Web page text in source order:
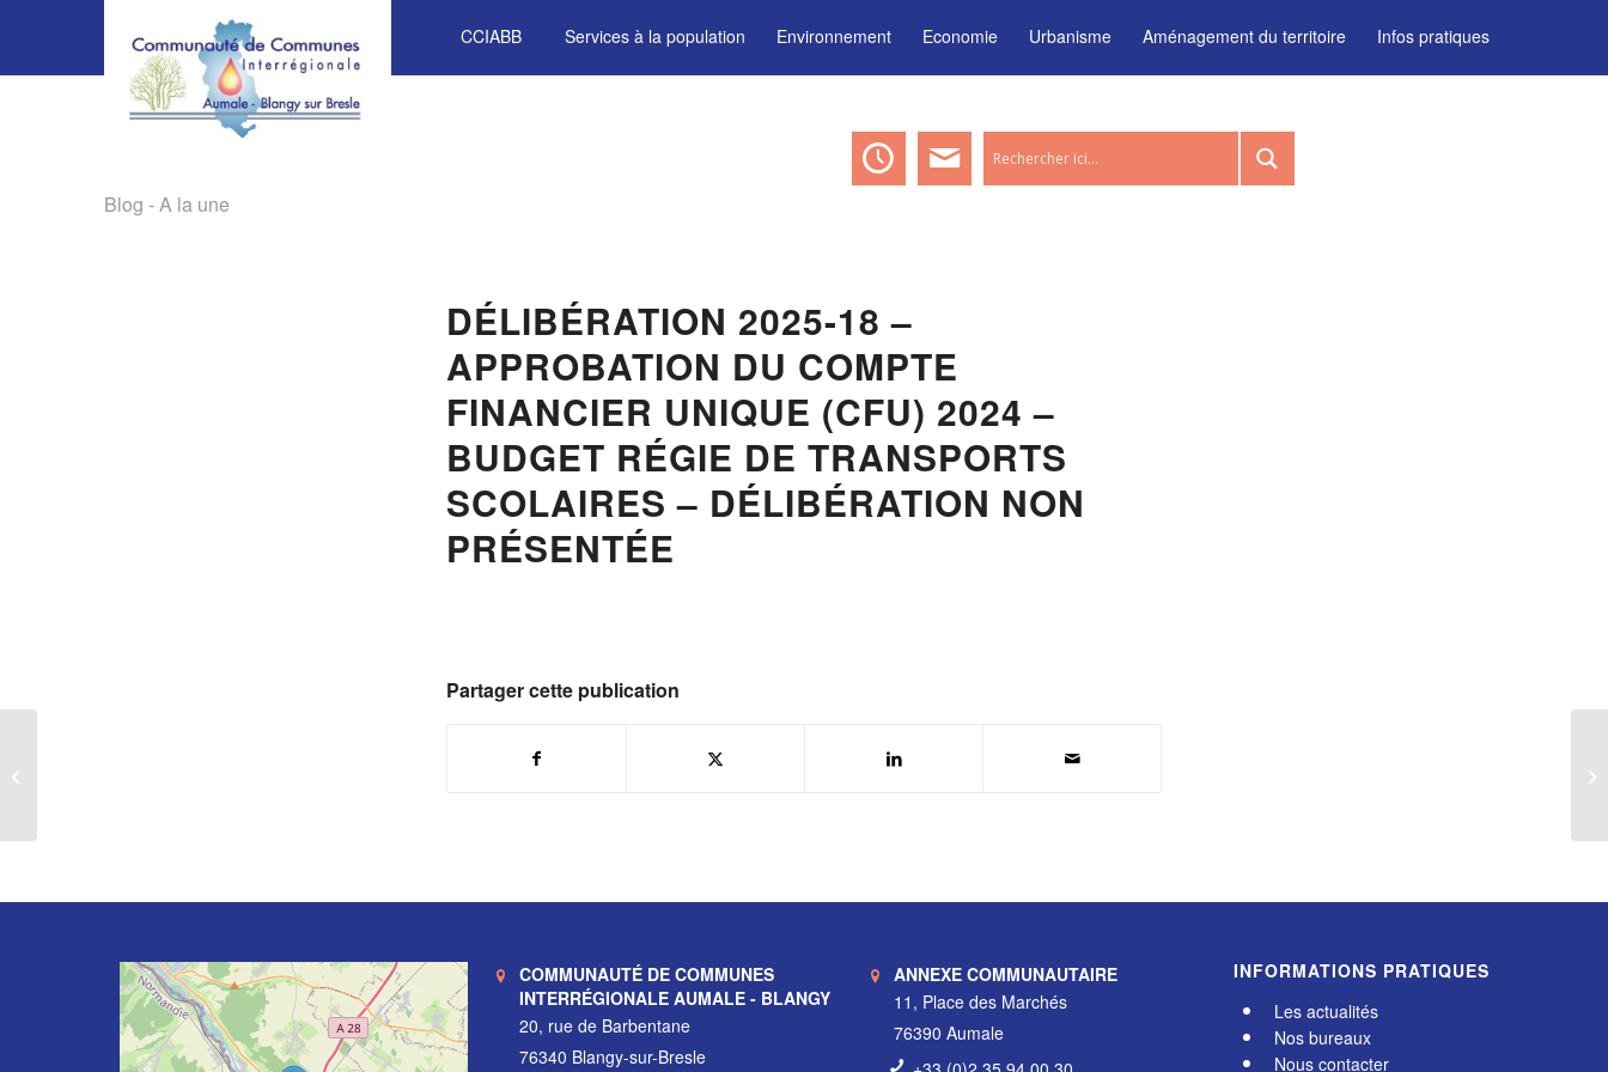
CCIABB Services à la population Environnement Economie Urbanisme Aménagement du territoire Infos pratiques
Blog - A la une
DÉLIBÉRATION 2025-18 –
APPROBATION DU COMPTE
FINANCIER UNIQUE (CFU) 2024 –
BUDGET RÉGIE DE TRANSPORTS
SCOLAIRES – DÉLIBÉRATION NON
PRÉSENTÉE
Partager cette publication
COMMUNAUTÉ DE COMMUNES
INTERRÉGIONALE AUMALE - BLANGY
20, rue de Barbentane
76340 Blangy-sur-Bresle
ANNEXE COMMUNAUTAIRE
11, Place des Marchés
76390 Aumale
INFORMATIONS PRATIQUES
Les actualités
Nos bureaux
Nous contacter